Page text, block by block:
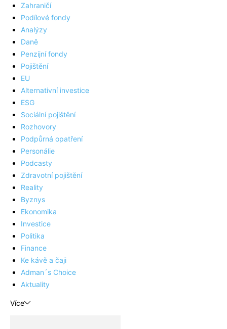
Zahraničí
Podílové fondy
Analýzy
Daně
Penzijní fondy
Pojištění
EU
Alternativní investice
ESG
Sociální pojištění
Rozhovory
Podpůrná opatření
Personálie
Podcasty
Zdravotní pojištění
Reality
Byznys
Ekonomika
Investice
Politika
Finance
Ke kávě a čaji
Adman´s Choice
Aktuality
Více